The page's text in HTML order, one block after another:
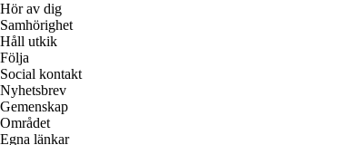
Hör av dig
Samhörighet
Håll utkik
Följa
Social kontakt
Nyhetsbrev
Gemenskap
Området
Egna länkar